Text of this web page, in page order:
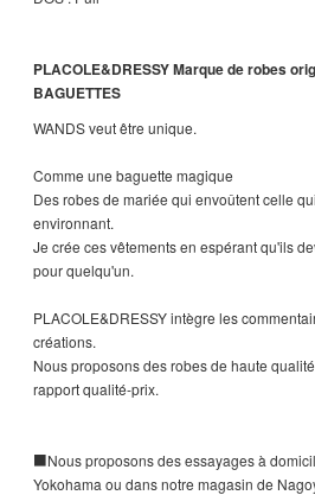
PLACOLE&DRESSY Marque de robes
BAGUETTES
WANDS veut être unique.
Comme une baguette magique
Des robes de mariée qui envoûtent celle
environnant.
Je crée ces vêtements en espérant qu'ils
pour quelqu'un.
PLACOLE&DRESSY intègre les
créations.
Nous proposons des robes de haute
rapport qualité-prix.
■Nous proposons des essayages à
Yokohama ou dans notre magasin de